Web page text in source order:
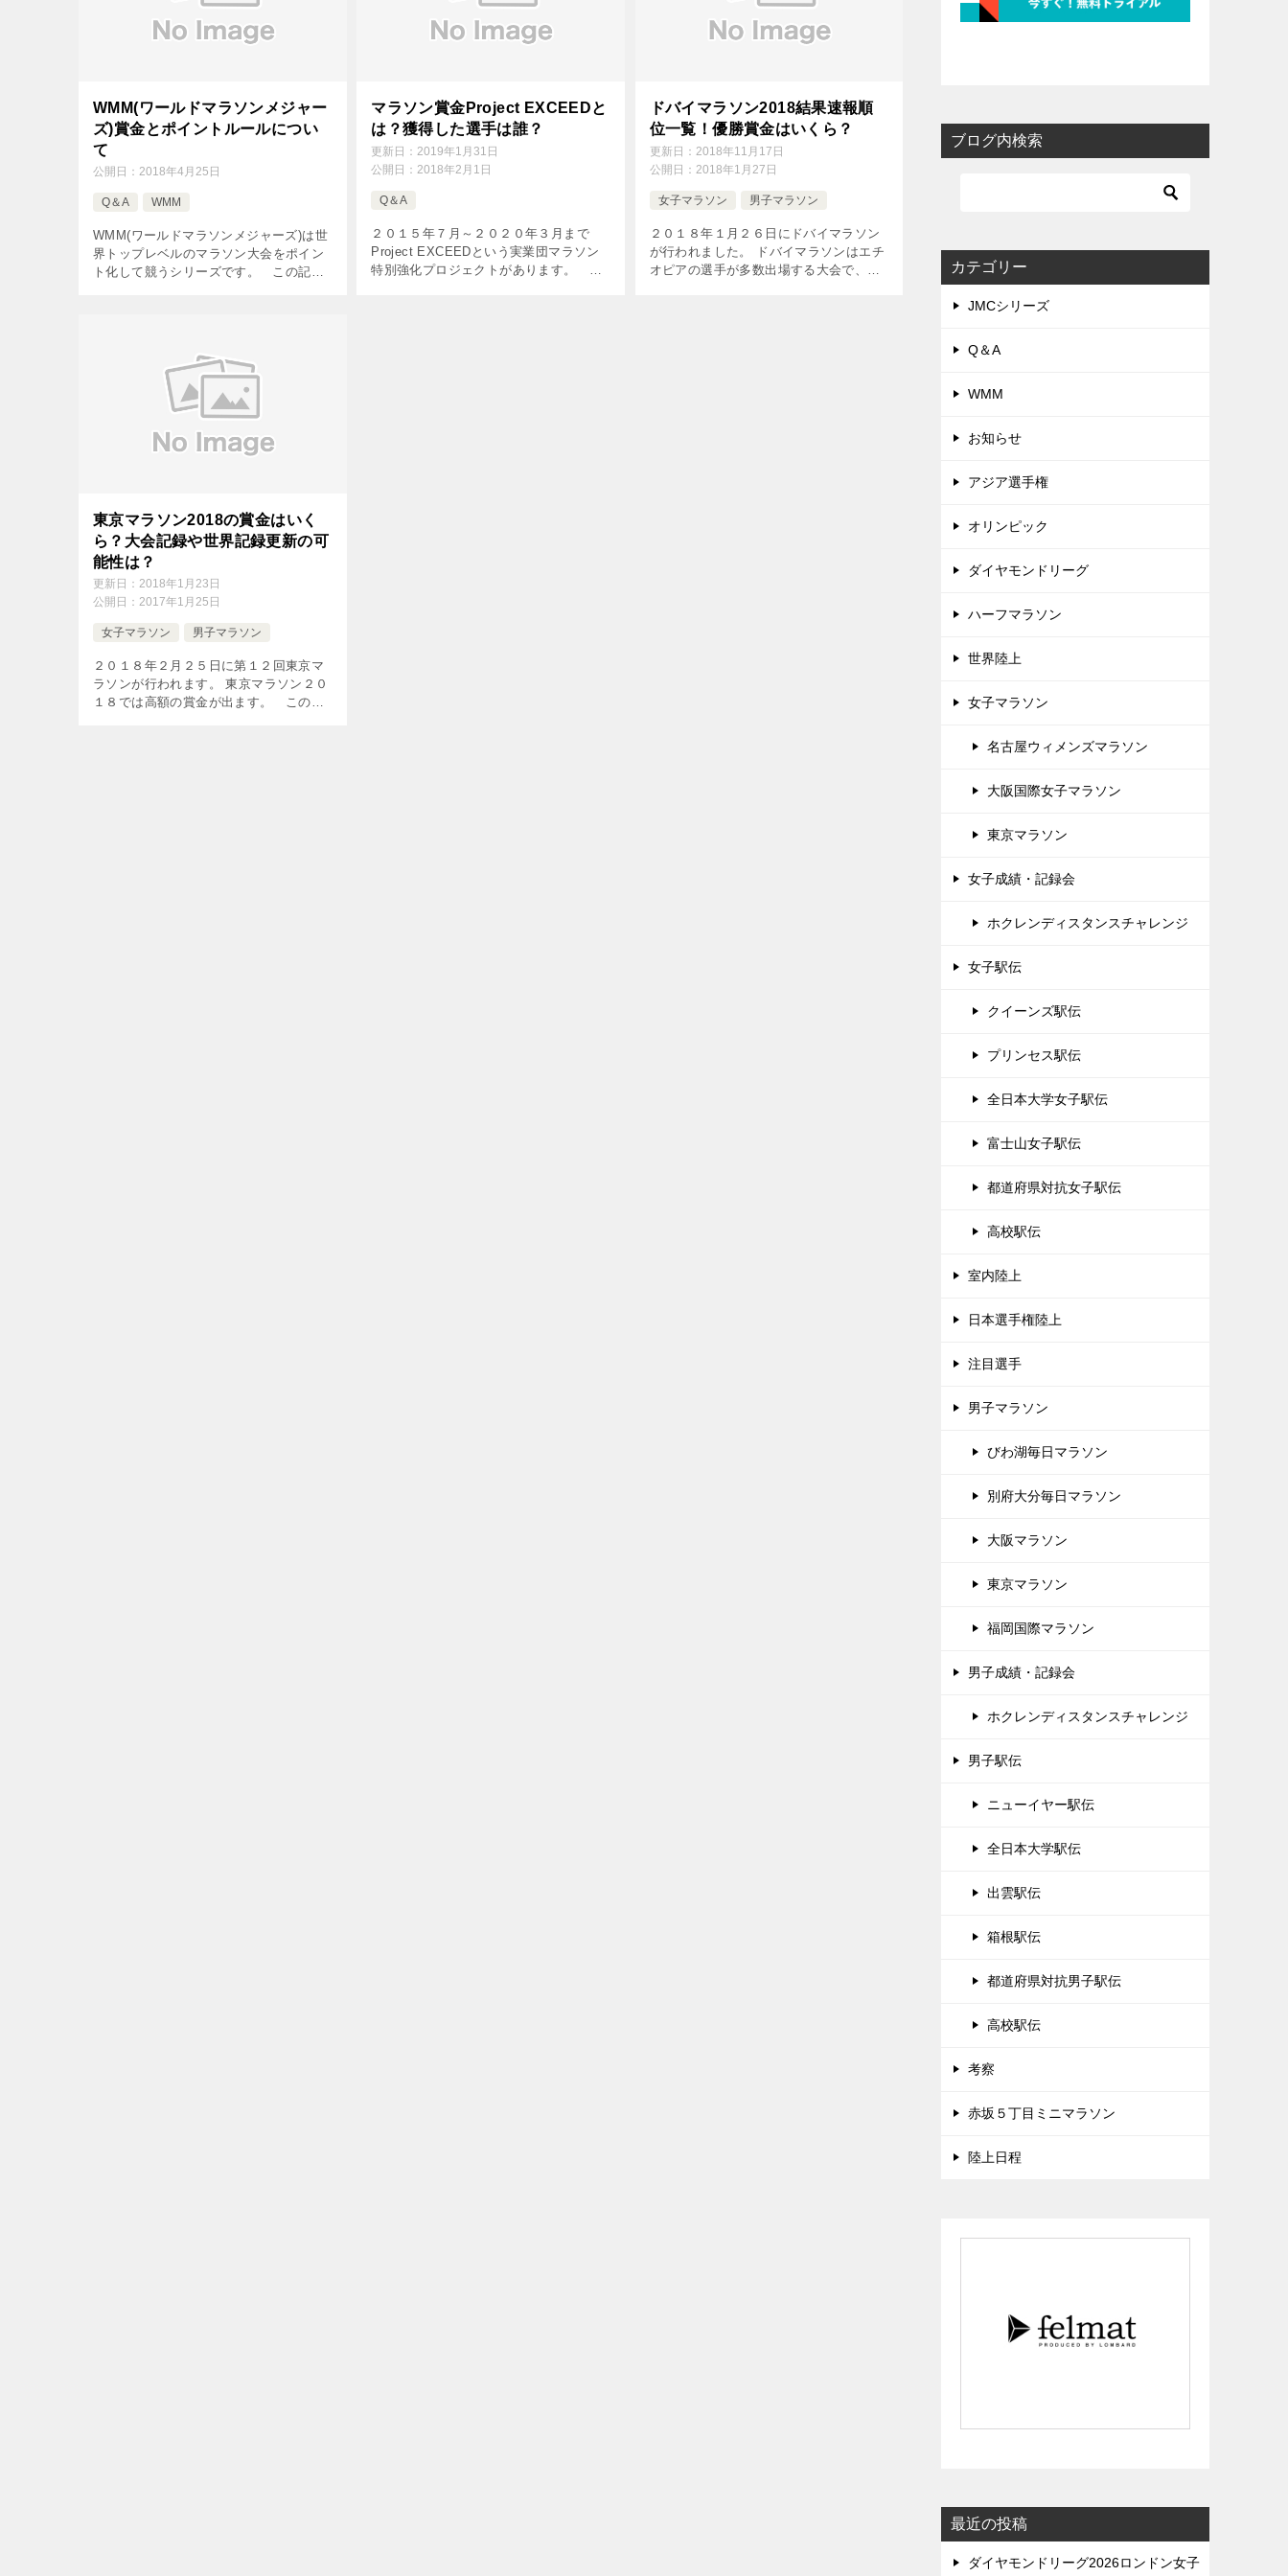
WMM(ワールドマラソンメジャー
ズ)賞金とポイントルールについ
て
公開日： 2018年4月25日
Q＆A WMM
WMM(ワールドマラソンメジャーズ)は世
界トップレベルのマラソン大会をポイン
ト化して競うシリーズです。 この記事
マラソン賞金Project EXCEEDと
は？獲得した選手は誰？
更新日：2019年1月31日
公開日：2018年2月1日
Q＆A
２０１５年７月～２０２０年３月まで
Project EXCEEDという実業団マラソン
特別強化プロジェクトがあります。 こ
ドバイマラソン2018結果速報順
位一覧！優勝賞金はいくら？
更新日： 2018年11月17日
公開日： 2018年1月27日
女子マラソン 男子マラソン
２０１８年１月２６日にドバイマラソン
が行われました。 ドバイマラソンはエチ
オピアの選手が多数出場する大会で、好
東京マラソン2018の賞金はいく
ら？大会記録や世界記録更新の可
能性は？
更新日： 2018年1月23日
公開日： 2017年1月25日
女子マラソン 男子マラソン
２０１８年２月２５日に第１２回東京マ
ラソンが行われます。 東京マラソン２０
１８では高額の賞金が出ます。 この記
ブログ内検索
カテゴリー
JMCシリーズ
Q＆A
WMM
お知らせ
アジア選手権
オリンピック
ダイヤモンドリーグ
ハーフマラソン
世界陸上
女子マラソン
名古屋ウィメンズマラソン
大阪国際女子マラソン
東京マラソン
女子成績・記録会
ホクレンディスタンスチャレンジ
女子駅伝
クイーンズ駅伝
プリンセス駅伝
全日本大学女子駅伝
富士山女子駅伝
都道府県対抗女子駅伝
高校駅伝
室内陸上
日本選手権陸上
注目選手
男子マラソン
びわ湖毎日マラソン
別府大分毎日マラソン
大阪マラソン
東京マラソン
福岡国際マラソン
男子成績・記録会
ホクレンディスタンスチャレンジ
男子駅伝
ニューイヤー駅伝
全日本大学駅伝
出雲駅伝
箱根駅伝
都道府県対抗男子駅伝
高校駅伝
考察
赤坂５丁目ミニマラソン
陸上日程
最近の投稿
ダイヤモンドリーグ2026ロンドン女子